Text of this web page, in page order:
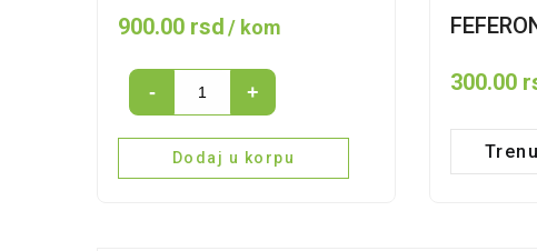
900.00 rsd/ kom
LESKOVAČKI
DOMAĆI
AJVAR
- +
Dodaj u korpu
300.00